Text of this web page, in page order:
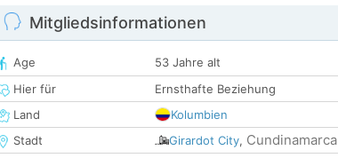
Mitgliedsinformationen
Age
53 Jahre alt
Hier für
Ernsthafte Beziehung
Land
Kolumbien
Stadt
Girardot City, Cundinamarca